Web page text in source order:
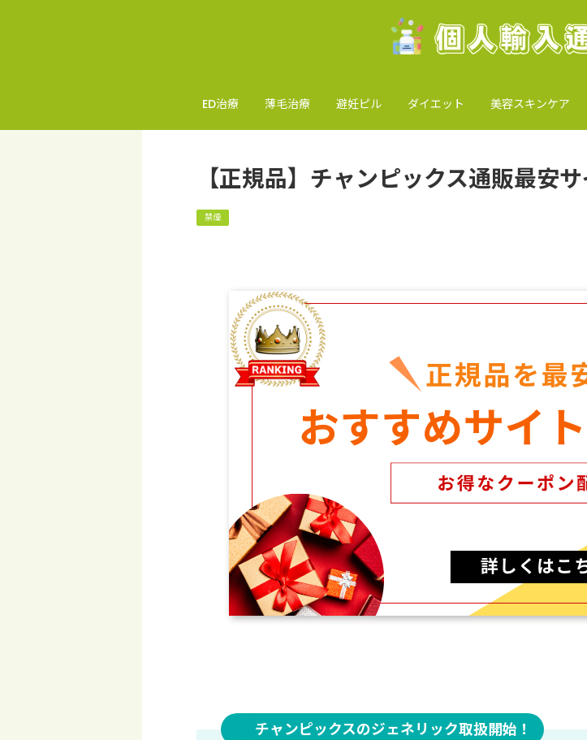
ED治療 薄毛治療 避妊ピル ダイエット 美容スキンケア
【正規品】チャンピックス通販最安
禁煙
チャンピックスのジェネリック取扱開始！